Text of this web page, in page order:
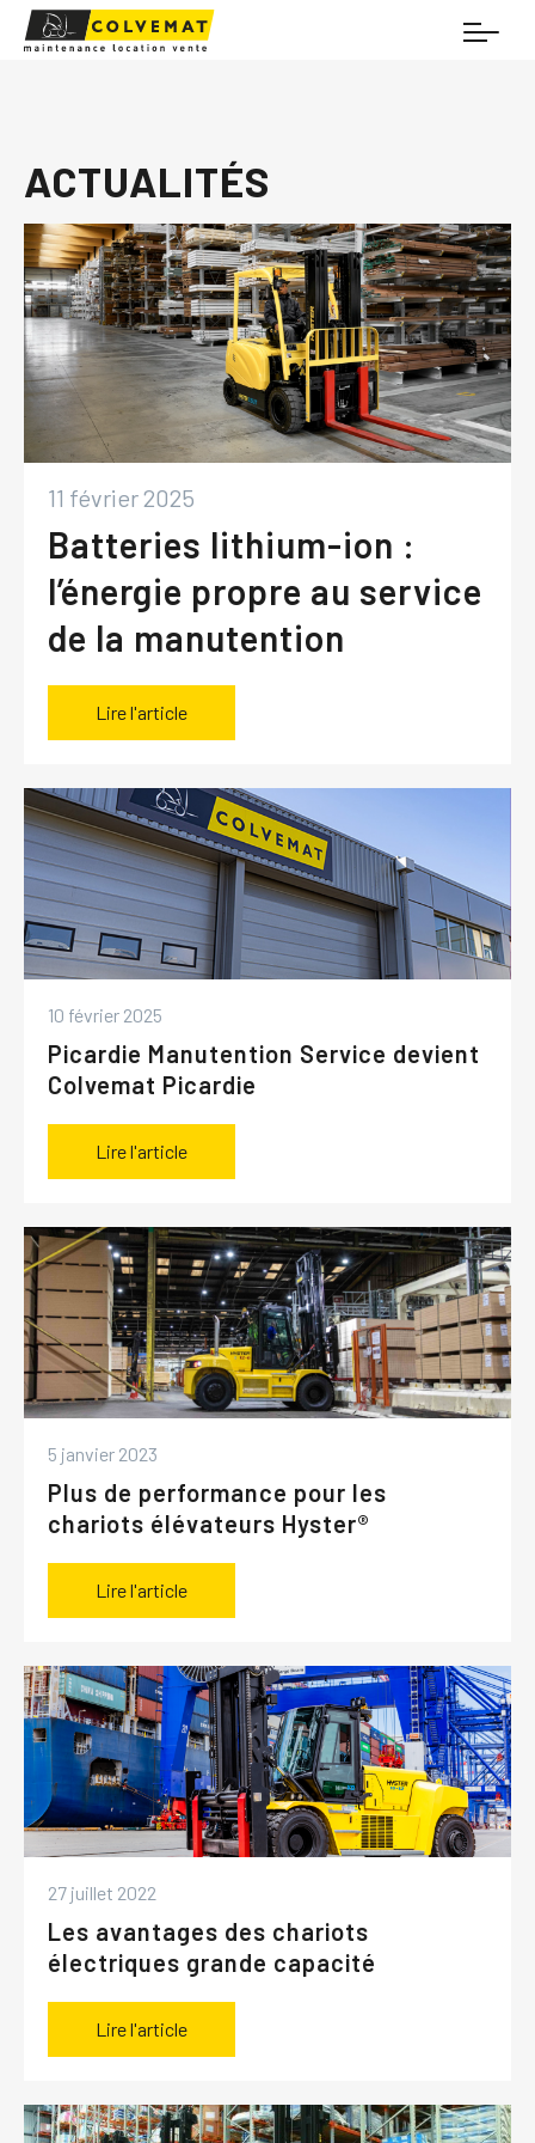
ACTUALITÉS
11 février 2025
Batteries lithium-ion :
l’énergie propre au service
de la manutention
Lire l'article
10 février 2025
Picardie Manutention Service devient
Colvemat Picardie
Lire l'article
5 janvier 2023
Plus de performance pour les
chariots élévateurs Hyster®
Lire l'article
27 juillet 2022
Les avantages des chariots
électriques grande capacité
Lire l'article